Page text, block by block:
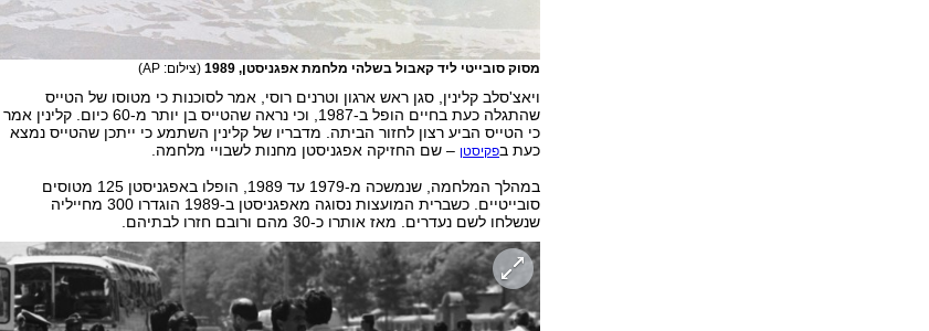
מסוק סובייטי ליד קאבול בשלהי מלחמת אפגניסטן, 1989 (צילום: AP)
ויאצ'סלב קלינין, סגן ראש ארגון וטרנים רוסי, אמר לסוכנות כי מטוסו של הטייס
שהתגלה כעת בחיים הופל ב-1987, וכי נראה שהטייס בן יותר מ-60 כיום. קלינין אמר
כי הטייס הביע רצון לחזור הביתה. מדבריו של קלינין השתמע כי ייתכן שהטייס נמצא
כעת בפקיסטן – שם החזיקה אפגניסטן מחנות לשבויי מלחמה.
במהלך המלחמה, שנמשכה מ-1979 עד 1989, הופלו באפגניסטן 125 מטוסים
סובייטיים. כשברית המועצות נסוגה מאפגניסטן ב-1989 הוגדרו 300 מחייליה
שנשלחו לשם נעדרים. מאז אותרו כ-30 מהם ורובם חזרו לבתיהם.